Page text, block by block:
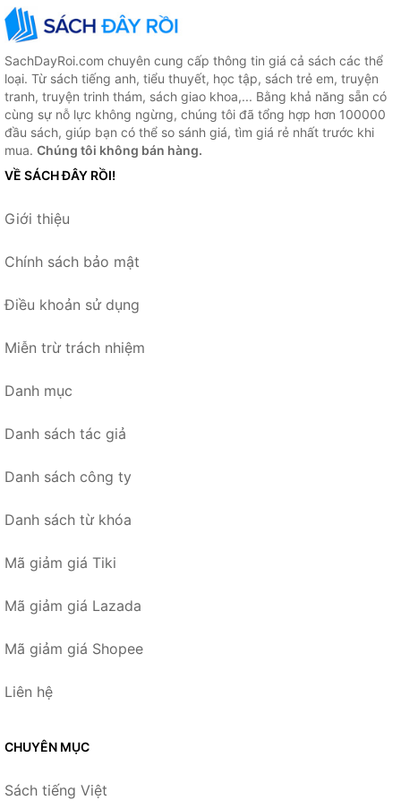
SachDayRoi.com chuyên cung cấp thông tin giá cả sách các thể
loại. Từ sách tiếng anh, tiểu thuyết, học tập, sách trẻ em, truyện
tranh, truyện trinh thám, sách giao khoa,... Bằng khả năng sẵn có
cùng sự nỗ lực không ngừng, chúng tôi đã tổng hợp hơn 100000
đầu sách, giúp bạn có thể so sánh giá, tìm giá rẻ nhất trước khi
mua. Chúng tôi không bán hàng.
VỀ SÁCH ĐÂY RỒI!
Giới thiệu
Chính sách bảo mật
Điều khoản sử dụng
Miễn trừ trách nhiệm
Danh mục
Danh sách tác giả
Danh sách công ty
Danh sách từ khóa
Mã giảm giá Tiki
Mã giảm giá Lazada
Mã giảm giá Shopee
Liên hệ
CHUYÊN MỤC
Sách tiếng Việt